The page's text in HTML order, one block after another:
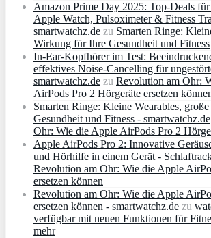
Amazon Prime Day 2025: Top-Deals für
Apple Watch, Pulsoximeter & Fitness
smartwatchz.de zu Smarten Ringe:
Wirkung für Ihre Gesundheit und Fitness
In-Ear-Kopfhörer im Test:
effektives Noise-Cancelling für
smartwatchz.de zu Revolution am Ohr:
AirPods Pro 2 Hörgeräte ersetzen
Smarten Ringe: Kleine Wearables,
Gesundheit und Fitness - smartwatchz.de
Ohr: Wie die Apple AirPods Pro 2
Apple AirPods Pro 2: Innovative
und Hörhilfe in einem Gerät -
Revolution am Ohr: Wie die Apple
ersetzen können
Revolution am Ohr: Wie die Apple
ersetzen können - smartwatchz.de zu
verfügbar mit neuen Funktionen für
mehr